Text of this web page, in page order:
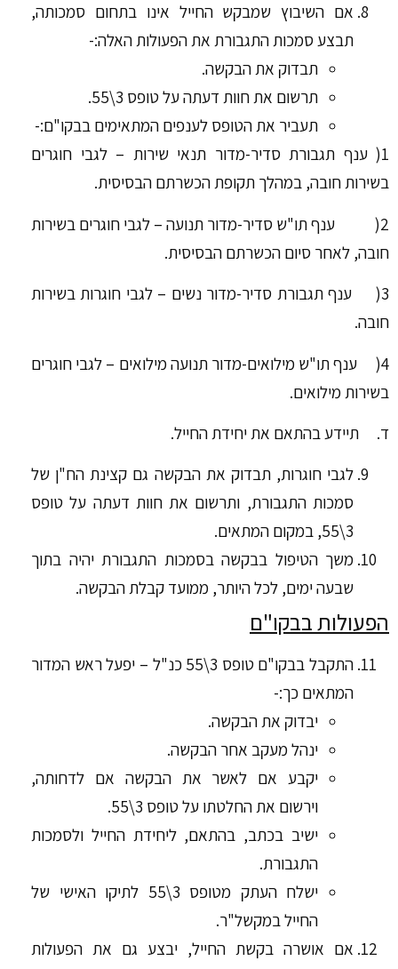
אם השיבוץ שמבקש החייל אינו בתחום סמכותה,
תבצע סמכות התגבורת את הפעולות האלה:-
תבדוק את הבקשה.
תרשום את חוות דעתה על טופס 3\55.
תעביר את הטופס לענפים המתאימים בבקו"ם:-
1( ענף תגבורת סדיר-מדור תנאי שירות – לגבי חוגרים
בשירות חובה, במהלך תקופת הכשרתם הבסיסית.
2( ענף תו"ש סדיר-מדור תנועה – לגבי חוגרים בשירות
חובה, לאחר סיום הכשרתם הבסיסית.
3( ענף תגבורת סדיר-מדור נשים – לגבי חוגרות בשירות
חובה.
4( ענף תו"ש מילואים-מדור תנועה מילואים – לגבי חוגרים
בשירות מילואים.
ד. תיידע בהתאם את יחידת החייל.
לגבי חוגרות, תבדוק את הבקשה גם קצינת הח"ן של
סמכות התגבורת, ותרשום את חוות דעתה על טופס
3\55, במקום המתאים.
משך הטיפול בבקשה בסמכות התגבורת יהיה בתוך
שבעה ימים, לכל היותר, ממועד קבלת הבקשה.
הפעולות בבקו"ם
התקבל בבקו"ם טופס 3\55 כנ"ל – יפעל ראש המדור
המתאים כך:-
יבדוק את הבקשה.
ינהל מעקב אחר הבקשה.
יקבע אם לאשר את הבקשה אם לדחותה,
וירשום את החלטתו על טופס 3\55.
ישיב בכתב, בהתאם, ליחידת החייל ולסמכות
התגבורת.
ישלח העתק מטופס 3\55 לתיקו האישי של
החייל במקשל"ר.
אם אושרה בקשת החייל, יבצע גם את הפעולות